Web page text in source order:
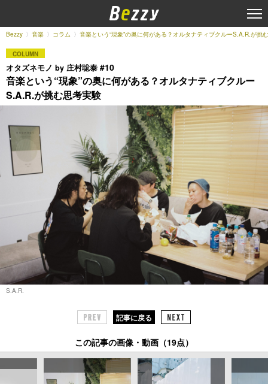
Bezzy 音楽 コラム 音楽という“現象”の奥に何がある？オルタナティブクルーS.A.R.が挑
COLUMN
オタズネモノ by 庄村聡泰 #10
音楽という“現象”の奥に何がある？オルタナティブクルー
S.A.R.が挑む思考実験
S.A.R.
記事に戻る
この記事の画像・動画（19点）